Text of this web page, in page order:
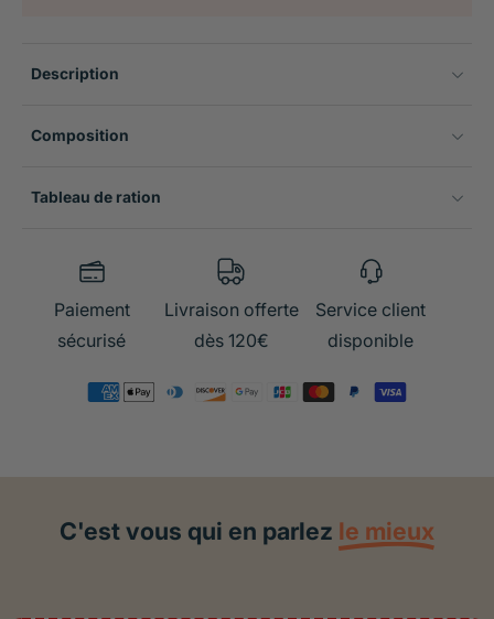
Description
Composition
Tableau de ration
Paiement
sécurisé
Livraison offerte
dès 120€
Service client
disponible
C'est vous qui en parlez le mieux